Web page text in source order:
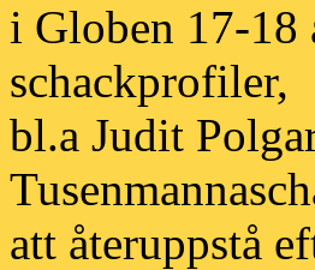
i Globen 17-18
schackprofiler,
bl.a Judit
att återuppstå